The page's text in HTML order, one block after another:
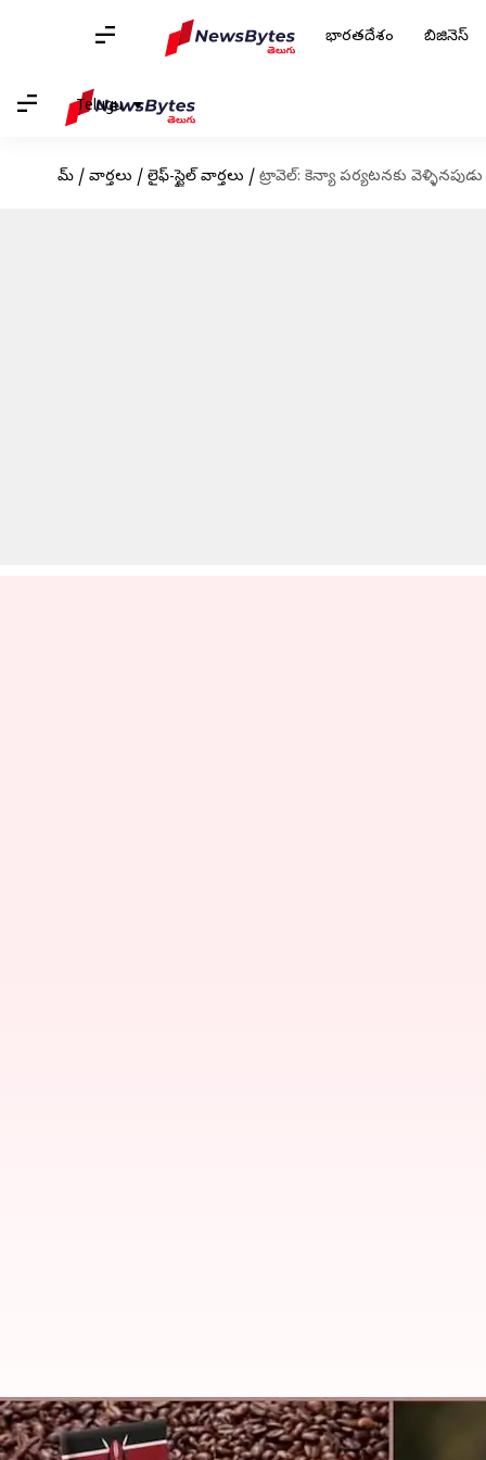
భారతదేశం బిజినెస్
Telugu
హోమ్ / వార్తలు / లైఫ్-స్టైల్ వార్తలు / ట్రావెల్: కెన్యా పర్యటనకు వెళ్ళినపుడు
ట్రావెల్: కెన్యా పర్యటనకు వెళ్ళినపుడు